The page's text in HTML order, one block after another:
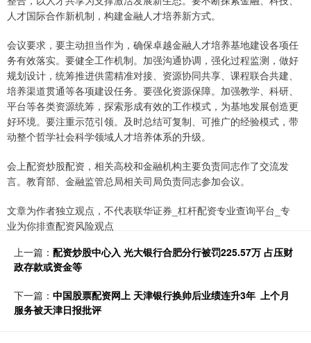
人才国际合作新机制，构建金融人才培养新方式。
会议要求，要主动担当作为，确保卓越金融人才培养基地建设各项任
务有效落实。要健全工作机制。加强沟通协调，强化过程监测，做好
规划设计，统筹推进供需精准对接、资源协同共享、课程联合共建、
培养渠道贯通等各项建设任务。要强化资源保障。加强教学、科研、
平台等各类资源统筹，探索形成有效的工作模式，为基地发展创造更
好环境。要注重示范引领。及时总结可复制、可推广的经验模式，带
动整个哲学社会科学领域人才培养体系的升级。
会上配资炒股配资，相关高校和金融机构主要负责同志作了交流发
言。教育部、金融监管总局相关司局负责同志参加会议。
文章为作者独立观点，不代表联华证券_杠杆配资专业查询平台_专
业为你排查配资风险观点
上一篇： 配资炒股中心入 光大银行合肥分行被罚225.57万 占压财
政存款或资金等
下一篇： 中国股票配资网上 天津银行换帅后业绩连升3年 上个月
服务被天津日报批评